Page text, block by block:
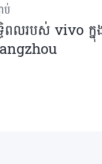
ប់
ពលរបស់ vivo ក្